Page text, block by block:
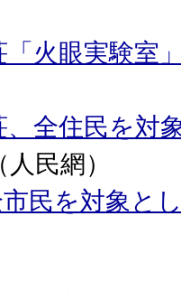
「火眼実験室
、全住民を対
人民網）
民を対象と